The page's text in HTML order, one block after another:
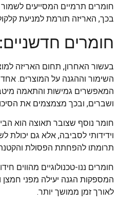
חומרים תרמיים המסייעים
בכך, האריזה תורמת למניעת
חומרים
בעשור האחרון, תחום האריזה
השימור וההגנה על המוצרים.
המאפשרים גמישות והתאמה
ושברים, ובכך מצמצמים את
חומר נוסף שצובר תאוצה הוא
וידידותי לסביבה, אלא גם יכולת
תרומתו להפחתת הפסולת
חומרים ננו-טכנולוגיים מהווים
המספקות הגנה יעילה מפני חמצן
לאורך זמן ממושך יותר.